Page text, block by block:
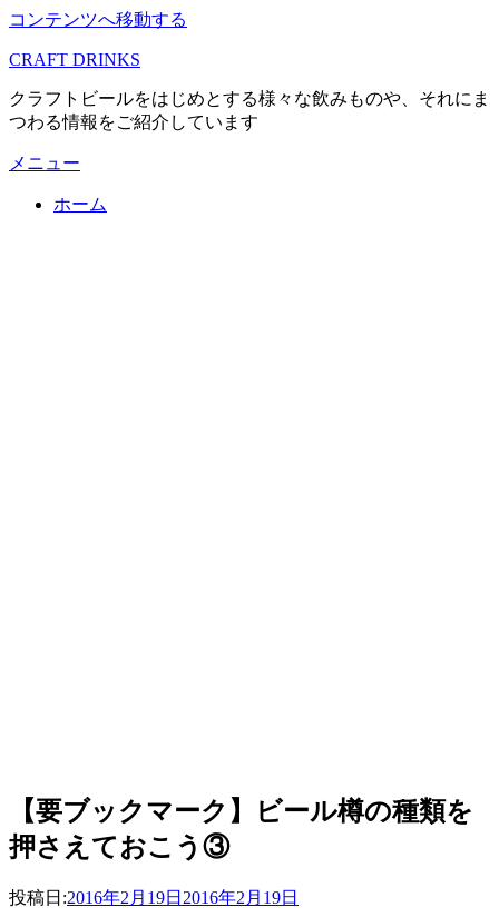
コンテンツへ移動する
CRAFT DRINKS
クラフトビールをはじめとする様々な飲みものや、それにま
つわる情報をご紹介しています
メニュー
ホーム
【要ブックマーク】ビール樽の種類を
押さえておこう③
投稿者master
投稿日:2016年2月19日 2016年2月19日